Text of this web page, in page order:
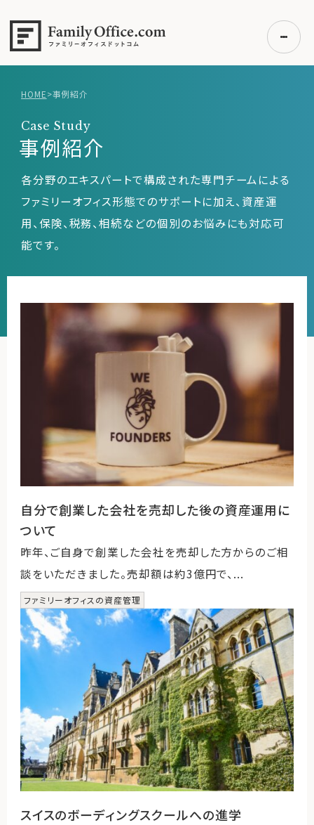
ご利用の流れ・プラン
事例紹介
エキスパート一覧
無料講座
無料ご相談 ログイン
運営会社
ファミリーオフィスとは
メールマガジン登録
よくある質問
HOME>事例紹介
Case Study
事例紹介
各分野のエキスパートで構成された専門チームによる
ファミリーオフィス形態でのサポートに加え、資産運
用、保険、税務、相続などの個別のお悩みにも対応可
能です。
自分で創業した会社を売却した後の資産運用に
ついて
昨年、ご自身で創業した会社を売却した方からのご相
談をいただきました。売却額は約3億円で、...
ファミリーオフィスの資産管理
スイスのボーディングスクールへの進学